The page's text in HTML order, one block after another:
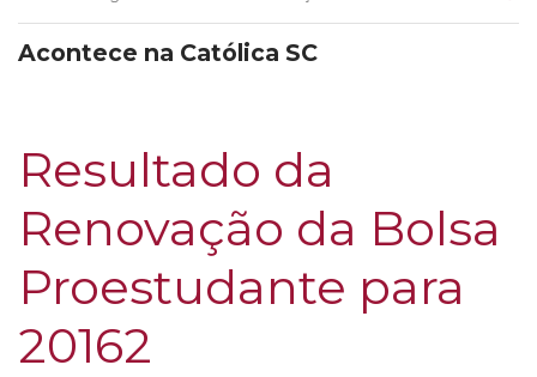
Acontece na Católica SC
Resultado da
Renovação da Bolsa
Proestudante para
20162